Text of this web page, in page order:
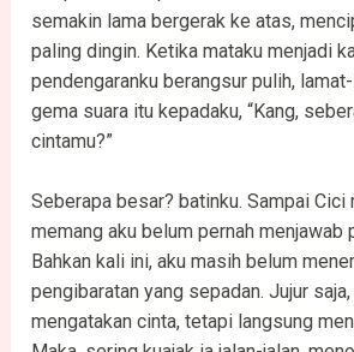
semakin lama bergerak ke atas,
paling dingin. Ketika mataku menjadi
pendengaranku berangsur pulih,
gema suara itu kepadaku, “Kang,
cintamu?”
Seberapa besar? batinku. Sampai Cici
memang aku belum pernah menjawab
Bahkan kali ini, aku masih belum
pengibaratan yang sepadan. Jujur
mengatakan cinta, tetapi langsung